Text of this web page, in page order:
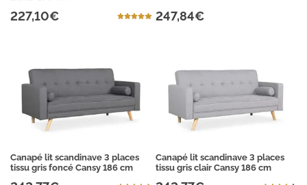
227,10€ 247,84€
Canapé lit scandinave 3 places
tissu gris foncé Cansy 186 cm
Canapé lit scandinave 3 places
tissu gris clair Cansy 186 cm